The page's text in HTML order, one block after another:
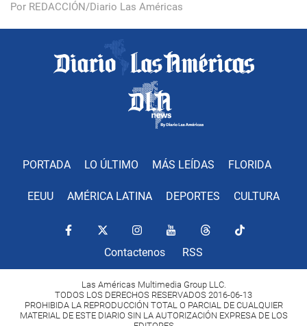
Por REDACCIÓN/Diario Las Américas
PORTADA LO ÚLTIMO MÁS LEÍDAS FLORIDA
EEUU AMÉRICA LATINA DEPORTES CULTURA
Contactenos RSS
Las Américas Multimedia Group LLC.
TODOS LOS DERECHOS RESERVADOS 2016-06-13
PROHIBIDA LA REPRODUCCIÓN TOTAL O PARCIAL DE CUALQUIER
MATERIAL DE ESTE DIARIO SIN LA AUTORIZACIÓN EXPRESA DE LOS